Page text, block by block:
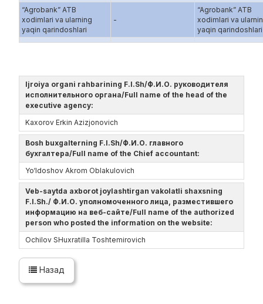
“Agrobank” ATB
xodimlari va ularning
yaqin qarindoshlari
-
“Agrobank” ATB
xodimlari va
yaqin qarindoshlari
Ijroiya organi rahbarining F.I.Sh/Ф.И.О. руководителя
исполнительного органа/Full name of the head of the
executive agency:
Kaxorov Erkin Azizjonovich
Bosh buxgalterning F.I.Sh/Ф.И.О. главного
бухгалтера/Full name of the Chief accountant:
Yo‘ldoshov Akrom Oblakulovich
Veb-saytda axborot joylashtirgan vakolatli shaxsning
F.I.Sh./ Ф.И.О. уполномоченного лица, разместившего
информацию на веб-сайте/Full name of the authorized
person who posted the information on the website:
Ochilov SHuxratilla Toshtemirovich
Назад